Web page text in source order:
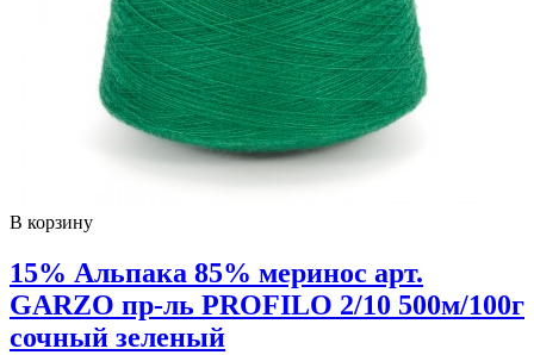
В корзину
15% Альпака 85% меринос арт.
GARZO пр-ль PROFILO 2/10 500м/100г
сочный зеленый